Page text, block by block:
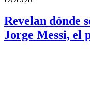
Revelan dónde
Jorge Messi, el